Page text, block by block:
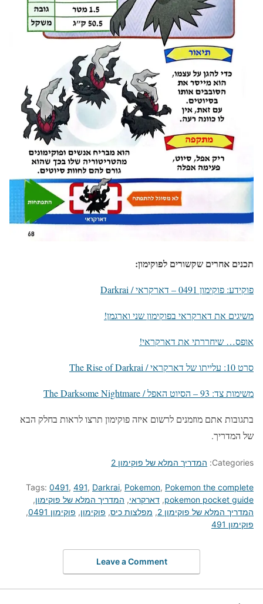
תכנים אחרים שקשורים לפוקימון:
פוקידע: פוקימון 0491 – דארקראי / Darkrai
משיגים את דארקראי בפוקימון שני וארגמן!
אופס… שיחררתי את דארקראי!
סרט 10: עלייתו של דארקראי / The Rise of Darkrai
משימות צד: 93 – הסיוט האפל / The Darksome Nightmare
בתגובות אתם מוזמנים לרשום איזה פוקימון תרצו לראות בחלק הבא
של המדריך.
Categories: המדריך המלא של פוקימון 2
Tags: 0491, 491, Darkrai, Pokemon, Pokemon the complete
pokemon pocket guide
, דארקראי, המדריך המלא של פוקימון,
המדריך המלא של פוקימון 2
, מפלצות כיס, פוקימון, פוקימון 0491
,
פוקימון 491
Leave a Comment